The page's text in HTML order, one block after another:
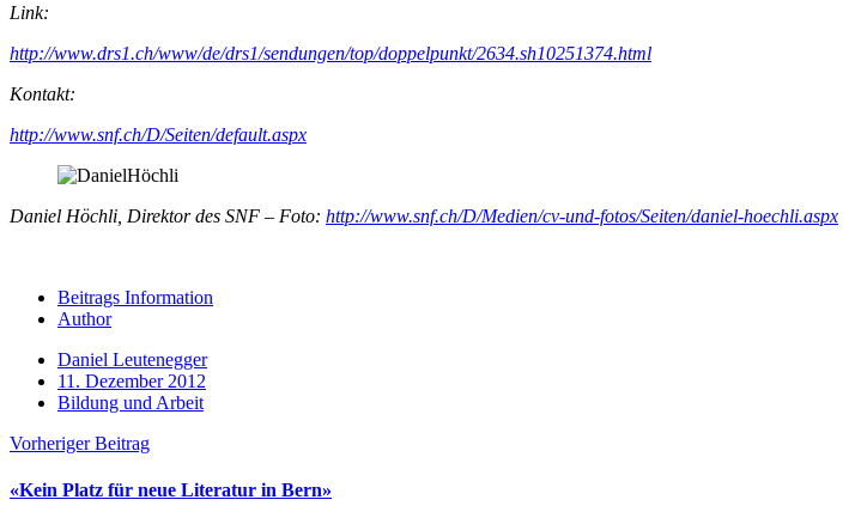
Link:
http://www.drs1.ch/www/de/drs1/sendungen/top/doppelpunkt/2634.sh10251374.html
Kontakt:
http://www.snf.ch/D/Seiten/default.aspx
Daniel Höchli, Direktor des SNF – Foto: http://www.snf.ch/D/Medien/cv-und-fotos/Seiten/daniel-hoechli.aspx
Beitrags Information
Author
Daniel Leutenegger
11. Dezember 2012
Bildung und Arbeit
Vorheriger Beitrag
«Kein Platz für neue Literatur in Bern»